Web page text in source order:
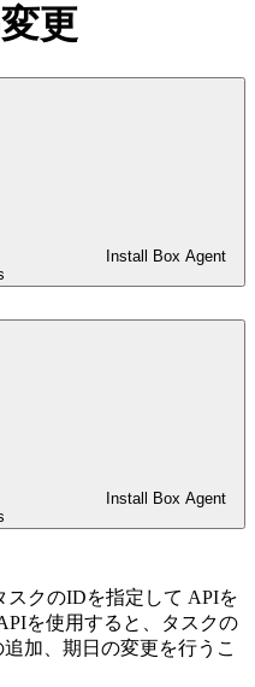
更
Install Box Agent
Install Box Agent
スクのIDを指定して APIを
を使用すると、タスクの
追加、期日の変更を行うこ